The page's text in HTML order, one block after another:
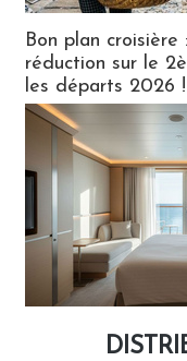
Bon plan
réduction sur le
les départs 2026 !